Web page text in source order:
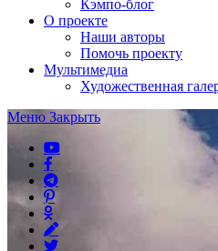
Кэмпо-блог
О проекте
Наши авторы
Помочь проекту
Мультимедиа
Художественная
Меню Закрыть